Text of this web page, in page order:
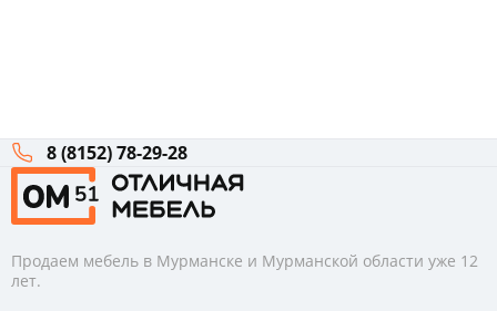
8 (8152) 78-29-28
Продаем мебель в Мурманске и Мурманской области уже 12
лет.